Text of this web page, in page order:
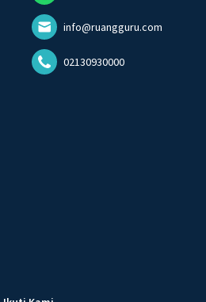
info@ruangguru.com
02130930000